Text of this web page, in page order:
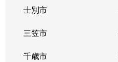
士別市
三笠市
千歳市